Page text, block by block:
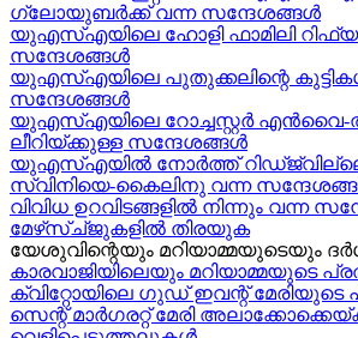
ഗ്ലോയുബർക്ക് വന്ന സന്ദേശങ്ങൾ
യുഎസ്എയിലെ ഹോളി ഫാമിലി
സന്ദേശങ്ങൾ
യുഎസ്എയിലെ പുതുക്കലിന്റെ
സന്ദേശങ്ങള്‍
യുഎസ്എയിലെ റോച്ചസ്റ്റർ
ലീറിയ്ക്കുള്ള സന്ദേശങ്ങൾ
യുഎസ്എയിൽ നോർത്ത്
സ്വിനിയെ-കൈലിനു വന്ന
വിവിധ ഉറവിടങ്ങളിൽ നിന്നും വന്ന
മേഴ്‍സ്ച്ജുകളിൽ തിരയുക
യേശുവിന്റെയും മറിയാമ്മയുടെയും
കാരവാജിയിലെയും മറിയാമ്മയുടെ
ക്വിറ്റോയിലെ ഗുഡ് ഇവന്റ്
സെന്റ് മാർഗരറ്റ് മേരി